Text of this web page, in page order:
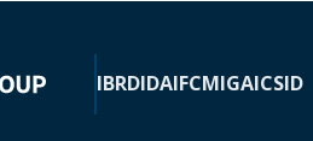
IBRDIDAIFCMIGAICSID